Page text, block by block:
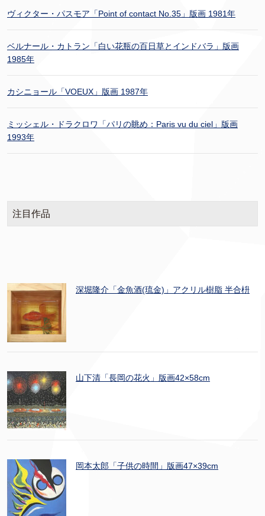
ヴィクター・パスモア「Point of contact No.35」版画 1981年
ベルナール・カトラン「白い花瓶の百日草とインドバラ」版画
1985年
カシニョール「VOEUX」版画 1987年
ミッシェル・ドラクロワ「パリの眺め：Paris vu du ciel」版画
1993年
注目作品
深堀隆介「金魚酒(琉金)」アクリル樹脂 半合枡
山下清「長岡の花火」版画42×58cm
岡本太郎「子供の時間」版画47×39cm